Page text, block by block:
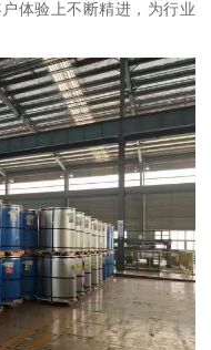
体验上不断精进，为行业